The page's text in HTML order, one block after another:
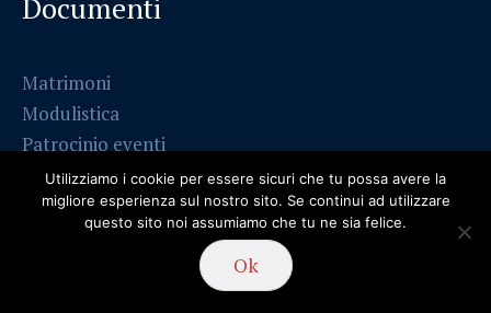
Documenti
Matrimoni
Modulistica
Patrocinio eventi
La Chiesa italiana
Utilizziamo i cookie per essere sicuri che tu possa avere la
migliore esperienza sul nostro sito. Se continui ad utilizzare
questo sito noi assumiamo che tu ne sia felice.
Ok